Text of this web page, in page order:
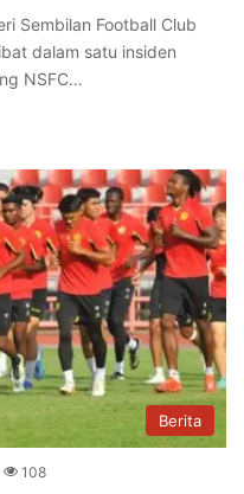
Sembilan Football Club
dalam satu insiden
NSFC…
Berita
108